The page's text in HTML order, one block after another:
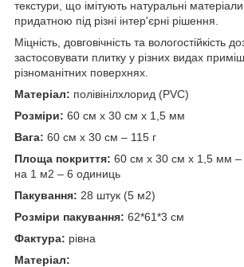
текстури, що імітують натуральні матеріали
придатною під різні інтер'єрні рішення.
Міцність, довговічність та вологостійкість
застосовувати плитку у різних видах
різноманітних поверхнях.
Матеріал: полівінілхлорид (PVC)
Розміри: 60 см х 30 см х 1,5 мм
Вага: 60 см х 30 см – 115 г
Площа покриття: 60 см х 30 см х 1,5 мм
на 1 м2 – 6 одиниць
Пакування: 28 штук (5 м2)
Розміри пакування: 62*61*3 см
Фактура: рівна
Матеріал: